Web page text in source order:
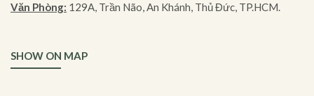
Văn Phòng: 129A, Trần Não, An Khánh, Thủ Đức, TP.HCM.
SHOW ON MAP